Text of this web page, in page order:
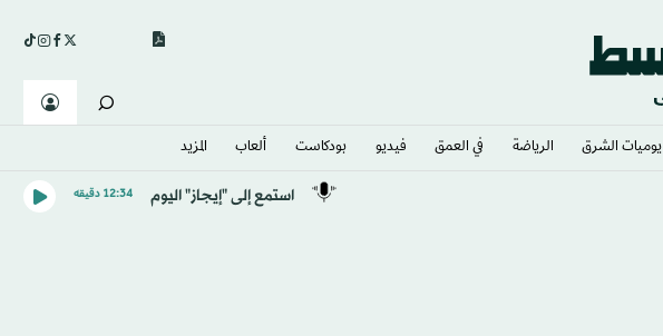
يوميات الشرق​ الرياضة في العمق فيديو بودكاست ألعاب المزيد
استمع إلى "إيجاز" اليوم 12:34 دقيقه